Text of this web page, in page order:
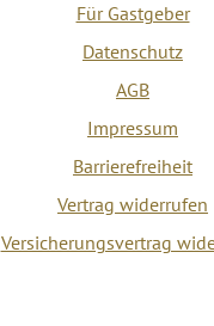
Für Gastgeber
Datenschutz
AGB
Impressum
Barrierefreiheit
Vertrag widerrufen
Versicherungsvertrag